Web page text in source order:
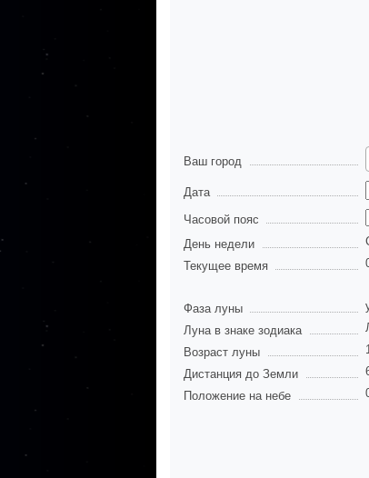
Ваш город
Дата
Часовой пояс
День недели
Текущее время
Фаза луны
Луна в знаке зодиака
Возраст луны
Дистанция до Земли
Положение на небе